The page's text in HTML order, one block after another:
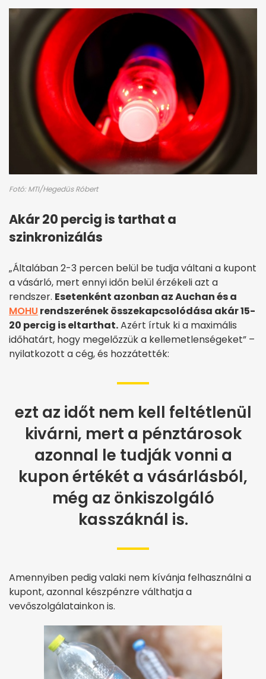
Fotó: MTI/Hegedüs Róbert
Akár 20 percig is tarthat a
szinkronizálás
„Általában 2-3 percen belül be tudja váltani a kupont
a vásárló, mert ennyi időn belül érzékeli azt a
rendszer. Esetenként azonban az Auchan és a
MOHU rendszerének összekapcsolódása akár 15-
20 percig is eltarthat.Azért írtuk ki a maximális
időhatárt, hogy megelőzzük a kellemetlenségeket” –
nyilatkozott a cég, és hozzátették:
ezt az időt nem kell feltétlenül
kivárni, mert a pénztárosok
azonnal le tudják vonni a
kupon értékét a vásárlásból,
még az önkiszolgáló
kasszáknál is.
Amennyiben pedig valaki nem kívánja felhasználni a
kupont, azonnal készpénzre válthatja a
vevőszolgálatainkon is.